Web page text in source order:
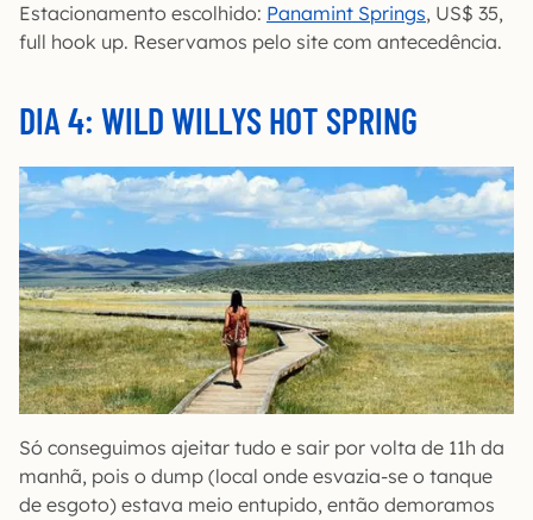
Estacionamento escolhido: Panamint Springs, US$ 35,
full hook up. Reservamos pelo site com antecedência.
DIA 4: WILD WILLYS HOT SPRING
Só conseguimos ajeitar tudo e sair por volta de 11h da
manhã, pois o dump (local onde esvazia-se o tanque
de esgoto) estava meio entupido, então demoramos